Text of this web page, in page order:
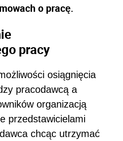
o pracę.
pracy
osiągnięcia
pracodawcą a
organizacją
przedstawicielami
chcąc utrzymać